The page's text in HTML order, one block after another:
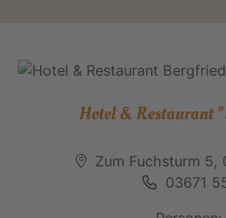
Hotel & Restaurant
Zum Fuchsturm 5,
03671